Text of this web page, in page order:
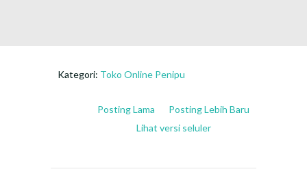
Kategori: Toko Online Penipu
Posting Lebih Baru
Posting Lama
Lihat versi seluler